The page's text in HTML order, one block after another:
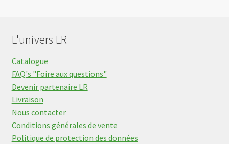
L'univers LR
Catalogue
FAQ's "Foire aux questions"
Devenir partenaire LR
Livraison
Nous contacter
Conditions générales de vente
Politique de protection des données